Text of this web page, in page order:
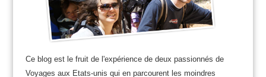
Ce blog est le fruit de l'expérience de deux passionnés de
Voyages aux Etats-unis qui en parcourent les moindres